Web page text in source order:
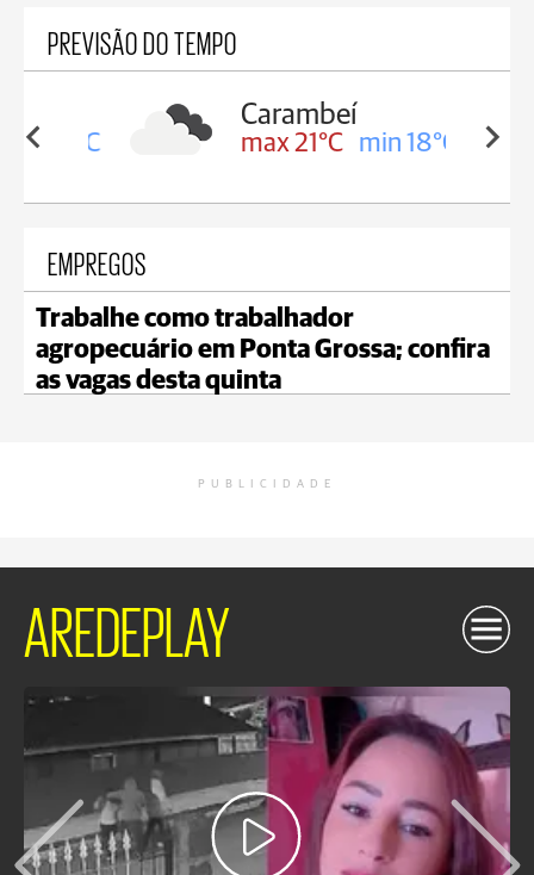
PREVISÃO DO TEMPO
19°C
Carambeí
max 21°C min 18°C
EMPREGOS
Trabalhe como trabalhador
agropecuário em Ponta Grossa; confira
as vagas desta quinta
PUBLICIDADE
AREDEPLAY